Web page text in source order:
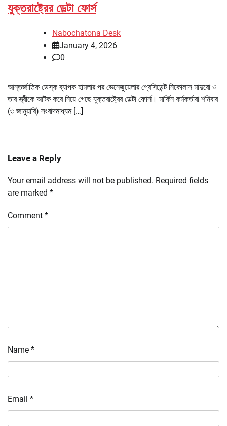
যুক্তরাষ্ট্রের ডেল্টা ফোর্স
Nabochatona Desk
January 4, 2026
0
আন্তর্জাতিক ডেস্ক ব্যাপক হামলার পর ভেনেজুয়েলার প্রেসিডেন্ট নিকোলাস মাদুরো ও
তার স্ত্রীকে আটক করে নিয়ে গেছে যুক্তরাষ্ট্রের ডেল্টা ফোর্স। মার্কিন কর্মকর্তারা শনিবার
(৩ জানুয়ারি) সংবাদমাধ্যম […]
Leave a Reply
Your email address will not be published. Required fields
are marked *
Comment *
Name *
Email *